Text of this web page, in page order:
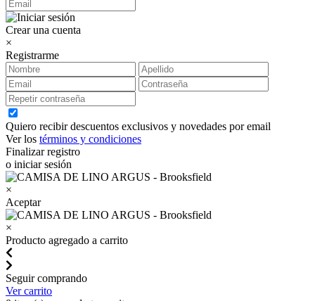
Crear una cuenta
×
Registrarme
Quiero recibir descuentos exclusivos y novedades por email
Ver los términos y condiciones
Finalizar registro
o iniciar sesión
×
Aceptar
×
Producto agregado a carrito
Seguir comprando
Ver carrito